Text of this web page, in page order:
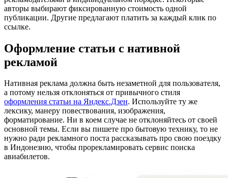
авторы выбирают фиксированную стоимость одной
публикации. Другие предлагают платить за каждый клик по
ссылке.
Оформление статьи с нативной
рекламой
Нативная реклама должна быть незаметной для пользователя,
а потому нельзя отклоняться от привычного стиля
оформления статьи на Яндекс.Дзен. Используйте ту же
лексику, манеру повествования, изображения,
форматирование. Ни в коем случае не отклоняйтесь от своей
основной темы. Если вы пишете про бытовую технику, то не
нужно ради рекламного поста рассказывать про свою поездку
в Индонезию, чтобы прорекламировать сервис поиска
авиабилетов.